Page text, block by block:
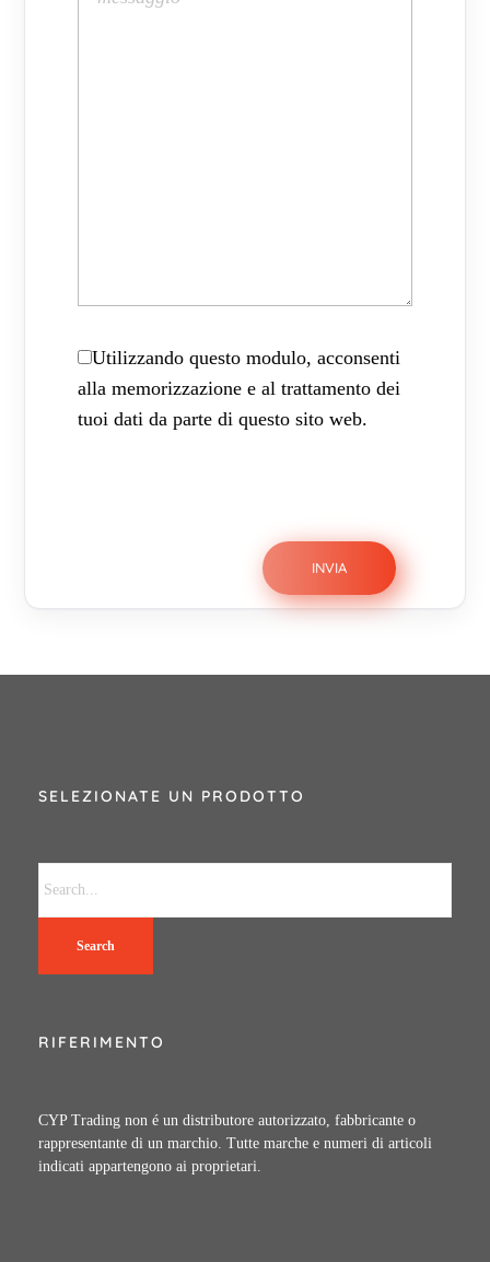
Utilizzando questo modulo, acconsenti
alla memorizzazione e al trattamento dei
tuoi dati da parte di questo sito web.
SELEZIONATE UN PRODOTTO
Search
RIFERIMENTO
CYP Trading non é un distributore autorizzato, fabbricante o
rappresentante di un marchio. Tutte marche e numeri di articoli
indicati appartengono ai proprietari.